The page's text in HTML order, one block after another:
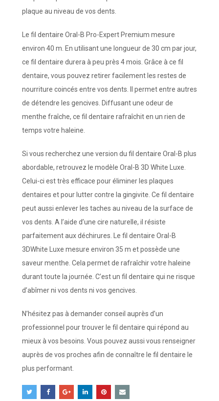
plaque au niveau de vos dents.
Le fil dentaire Oral-B Pro-Expert Premium mesure
environ 40 m. En utilisant une longueur de 30 cm par jour,
ce fil dentaire durera à peu près 4 mois. Grâce à ce fil
dentaire, vous pouvez retirer facilement les restes de
nourriture coincés entre vos dents. Il permet entre autres
de détendre les gencives. Diffusant une odeur de
menthe fraîche, ce fil dentaire rafraîchit en un rien de
temps votre haleine.
Si vous recherchez une version du fil dentaire Oral-B plus
abordable, retrouvez le modèle Oral-B 3D White Luxe.
Celui-ci est très efficace pour éliminer les plaques
dentaires et pour lutter contre la gingivite. Ce fil dentaire
peut aussi enlever les taches au niveau de la surface de
vos dents. A l’aide d’une cire naturelle, il résiste
parfaitement aux déchirures. Le fil dentaire Oral-B
3DWhite Luxe mesure environ 35 m et possède une
saveur menthe. Cela permet de rafraîchir votre haleine
durant toute la journée. C’est un fil dentaire qui ne risque
d’abîmer ni vos dents ni vos gencives.
N’hésitez pas à demander conseil auprès d’un
professionnel pour trouver le fil dentaire qui répond au
mieux à vos besoins. Vous pouvez aussi vous renseigner
auprès de vos proches afin de connaître le fil dentaire le
plus performant.